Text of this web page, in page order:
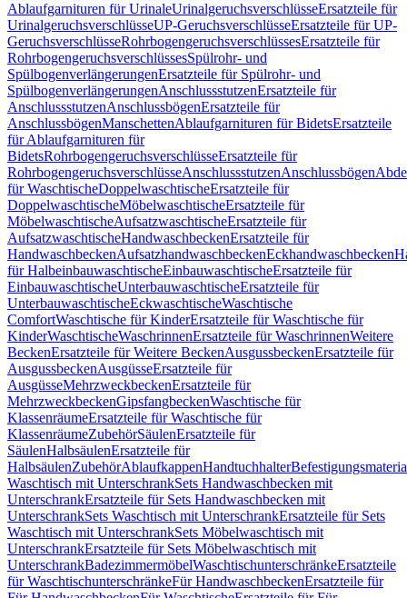
Ablaufgarnituren für UrinaleUrinalgeruchsverschlüsseErsatzteile für
UrinalgeruchsverschlüsseUP-GeruchsverschlüsseErsatzteile für UP-
GeruchsverschlüsseRohrbogengeruchsverschlüssesErsatzteile für
RohrbogengeruchsverschlüssesSpülrohr- und
SpülbogenverlängerungenErsatzteile für Spülrohr- und
SpülbogenverlängerungenAnschlussstutzenErsatzteile für
AnschlussstutzenAnschlussbögenErsatzteile für
AnschlussbögenManschettenAblaufgarnituren für BidetsErsatzteile
für Ablaufgarnituren für
BidetsRohrbogengeruchsverschlüsseErsatzteile für
RohrbogengeruchsverschlüsseAnschlussstutzenAnschlussbögen
für WaschtischeDoppelwaschtischeErsatzteile für
DoppelwaschtischeMöbelwaschtischeErsatzteile für
MöbelwaschtischeAufsatzwaschtischeErsatzteile für
AufsatzwaschtischeHandwaschbeckenErsatzteile für
HandwaschbeckenAufsatzhandwaschbeckenEckhandwaschbecken
für HalbeinbauwaschtischeEinbauwaschtischeErsatzteile für
EinbauwaschtischeUnterbauwaschtischeErsatzteile für
UnterbauwaschtischeEckwaschtischeWaschtische
ComfortWaschtische für KinderErsatzteile für Waschtische für
KinderWaschtischeWaschrinnenErsatzteile für WaschrinnenWeitere
BeckenErsatzteile für Weitere BeckenAusgussbeckenErsatzteile für
AusgussbeckenAusgüsseErsatzteile für
AusgüsseMehrzweckbeckenErsatzteile für
MehrzweckbeckenGipsfangbeckenWaschtische für
KlassenräumeErsatzteile für Waschtische für
KlassenräumeZubehörSäulenErsatzteile für
SäulenHalbsäulenErsatzteile für
HalbsäulenZubehörAblaufkappenHandtuchhalter
Waschtisch mit UnterschrankSets Handwaschbecken mit
UnterschrankErsatzteile für Sets Handwaschbecken mit
UnterschrankSets Waschtisch mit UnterschrankErsatzteile für Sets
Waschtisch mit UnterschrankSets Möbelwaschtisch mit
UnterschrankErsatzteile für Sets Möbelwaschtisch mit
UnterschrankBadezimmermöbelWaschtischunterschränkeErsatzteile
für WaschtischunterschränkeFür HandwaschbeckenErsatzteile für